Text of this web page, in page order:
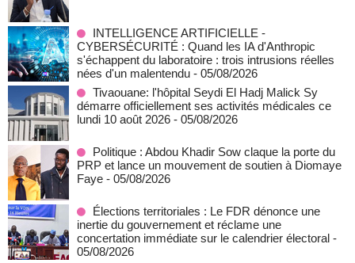
INTELLIGENCE ARTIFICIELLE -
CYBERSÉCURITÉ : Quand les IA d'Anthropic
s'échappent du laboratoire : trois intrusions réelles
nées d'un malentendu - 05/08/2026
Tivaouane: l'hôpital Seydi El Hadj Malick Sy
démarre officiellement ses activités médicales ce
lundi 10 août 2026 - 05/08/2026
Politique : Abdou Khadir Sow claque la porte du
PRP et lance un mouvement de soutien à Diomaye
Faye - 05/08/2026
Élections territoriales : Le FDR dénonce une
inertie du gouvernement et réclame une
concertation immédiate sur le calendrier électoral -
05/08/2026